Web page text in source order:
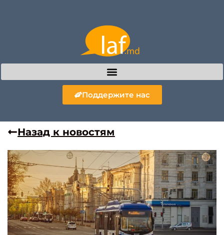
Поддержите нас
Назад к новостям